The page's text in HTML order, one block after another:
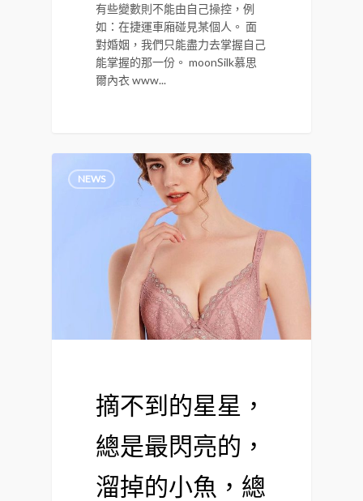
有些變數則不能由自己操控，例
如：在捷運車廂碰見某個人。 面
對婚姻，我們只能盡力去掌握自己
能掌握的那一份。 moonSilk慕思
爾內衣 www...
NEWS
摘不到的星星，
總是最閃亮的，
溜掉的小魚，總